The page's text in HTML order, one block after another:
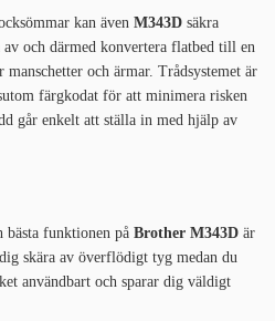
kan även M343D säkra
av och därmed konvertera flatbed till en
och ärmar. Trådsystemet är
färgkodat för att minimera risken
går enkelt att ställa in med hjälp av
bästa funktionen på Brother M343D är
skära av överflödigt tyg medan du
användbart och sparar dig väldigt